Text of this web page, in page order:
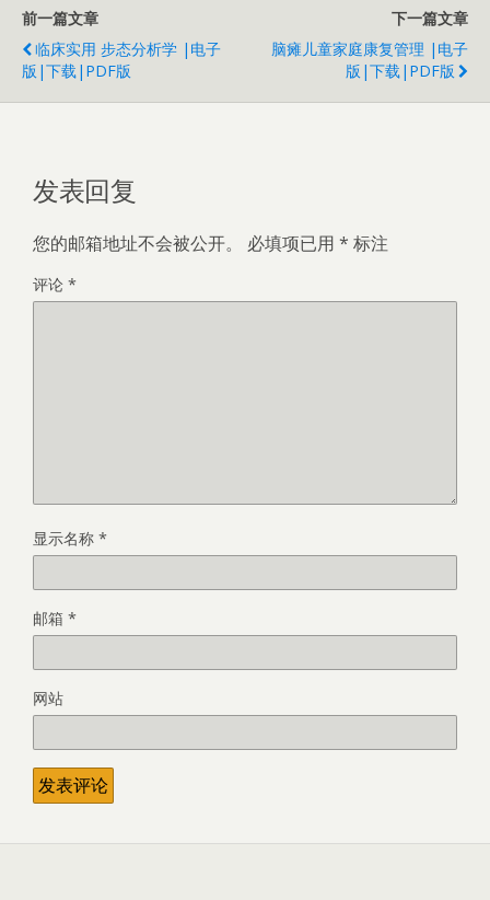
前一篇文章
临床实用 步态分析学 |电子
版|下载|PDF版
下一篇文章
脑瘫儿童家庭康复管理 |电子
版|下载|PDF版
发表回复
您的邮箱地址不会被公开。 必填项已用 * 标注
评论 *
显示名称 *
邮箱 *
网站